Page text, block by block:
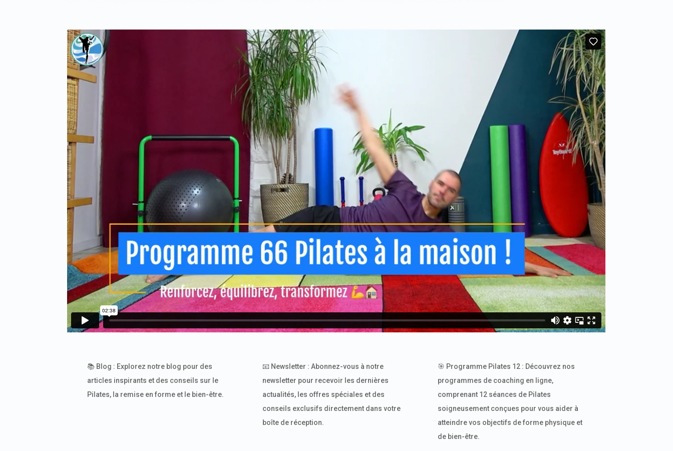
📚 Blog : Explorez notre blog pour des
articles inspirants et des conseils sur le
Pilates, la remise en forme et le bien-être.
📧 Newsletter : Abonnez-vous à notre
newsletter pour recevoir les dernières
actualités, les offres spéciales et des
conseils exclusifs directement dans votre
boîte de réception.
🎯 Programme Pilates 12 : Découvrez nos
programmes de coaching en ligne,
comprenant 12 séances de Pilates
soigneusement conçues pour vous aider à
atteindre vos objectifs de forme physique et
de bien-être.